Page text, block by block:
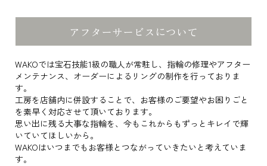
アフターサービスについて
WAKOでは宝石技能1級の職人が常駐し、指輪の修理やアフター
メンテナンス、オーダーによるリングの制作を行っておりま
す。
工房を店舗内に併設することで、お客様のご要望やお困りごと
を素早く対応させて頂いております。
思い出に残る大事な指輪を、今もこれからもずっとキレイで輝
いていてほしいから。
WAKOはいつまでもお客様とつながっていきたいと考えていま
す。